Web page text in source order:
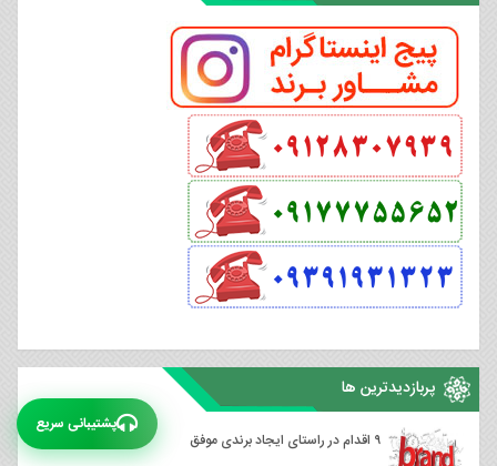
پربازدیدترین ها
۹ اقدام در راستای ایجاد برندی موفق
پشتیبانی سریع